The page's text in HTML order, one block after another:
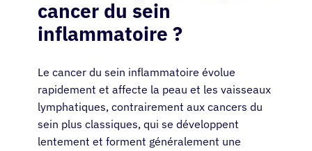
cancer du sein
inflammatoire ?
Le cancer du sein inflammatoire évolue
rapidement et affecte la peau et les vaisseaux
lymphatiques, contrairement aux cancers du
sein plus classiques, qui se développent
lentement et forment généralement une